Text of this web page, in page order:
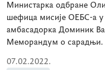
Министарка одбране
шефица мисије ОЕБС-а у
амбасадорка Доминик
Меморандум о сарадњи.
07.02.2022.